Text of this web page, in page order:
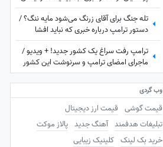
تله جنگ برای آقای زرنگ می‌شود مایه ننگ؟ /
دستور ترامپ درباره خبری که نباید افشا
می‌شد
ترامپ رفت سراغ یک کشور جدید! + ویدیو /
ماجرای امضای ترامپ و سرنوشت این کشور
ثروتمند اروپایی
وب گردی
قیمت گوشی قیمت ارز دیجیتال
تبلیغات هدفمند آهنگ جدید پالاز موکت
خرید بک لینک کلینیک زیبایی